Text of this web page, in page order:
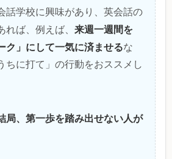
話学校に興味があり、英会話の
れば、例えば、 来週一週間を
ク」にして一気に済ませるな
ちに打て」の行動をおススメし
局、第一歩を踏み出せない人が